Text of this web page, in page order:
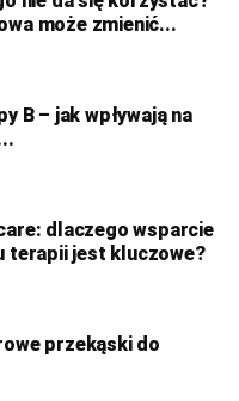
może zmienić...
B – jak wpływają na
dlaczego wsparcie
terapii jest kluczowe?
przekąski do